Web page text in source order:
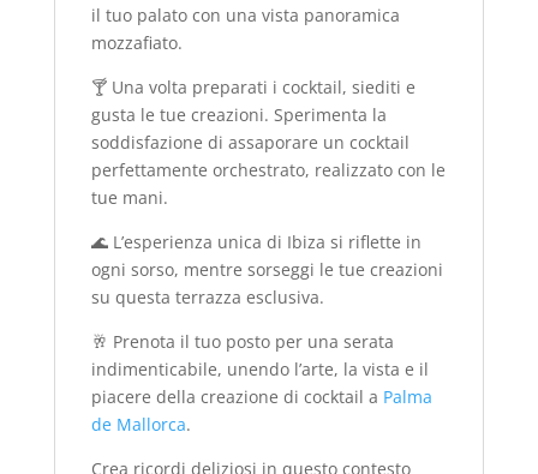
il tuo palato con una vista panoramica
mozzafiato.
🍸 Una volta preparati i cocktail, siediti e
gusta le tue creazioni. Sperimenta la
soddisfazione di assaporare un cocktail
perfettamente orchestrato, realizzato con le
tue mani.
🌊 L’esperienza unica di Ibiza si riflette in
ogni sorso, mentre sorseggi le tue creazioni
su questa terrazza esclusiva.
🥂 Prenota il tuo posto per una serata
indimenticabile, unendo l’arte, la vista e il
piacere della creazione di cocktail a Palma
de Mallorca.
Crea ricordi deliziosi in questo contesto